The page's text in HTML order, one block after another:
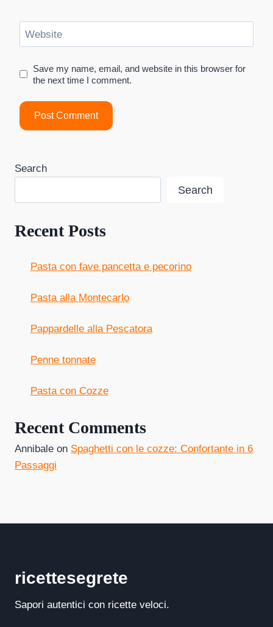
Website
Save my name, email, and website in this browser for
the next time I comment.
Search
Search
Recent Posts
Pasta con fave pancetta e pecorino
Pasta alla Montecarlo
Pappardelle alla Pescatora
Penne tonnate
Pasta con Cozze
Recent Comments
Annibale on Spaghetti con le cozze: Confortante in 6
Passaggi
ricettesegrete
Sapori autentici con ricette veloci.